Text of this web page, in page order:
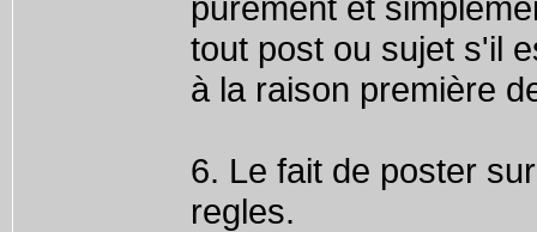
tout post ou sujet s'il
à la raison première
6. Le fait de poster
regles.